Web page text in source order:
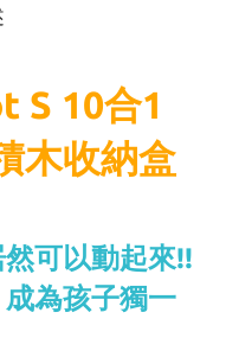
S 10合1
木收納盒
可以動起來!!
為孩子獨一